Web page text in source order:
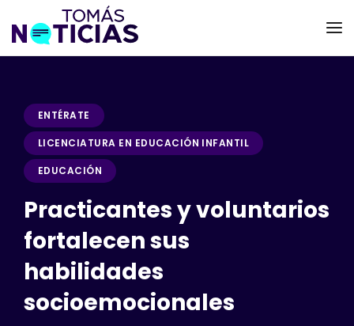
ENTÉRATE
LICENCIATURA EN EDUCACIÓN INFANTIL
EDUCACIÓN
Practicantes y voluntarios
fortalecen sus
habilidades
socioemocionales